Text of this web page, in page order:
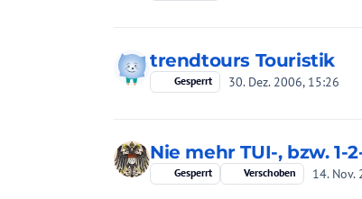
trendtours Touristik
Gesperrt 30. Dez. 2006, 15:26
Nie mehr TUI-, bzw. 1-
Gesperrt Verschoben 14. Nov.